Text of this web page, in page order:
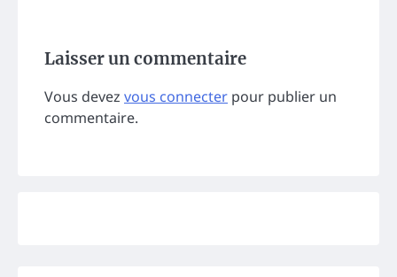
Laisser un commentaire
Vous devez vous connecter pour publier un
commentaire.